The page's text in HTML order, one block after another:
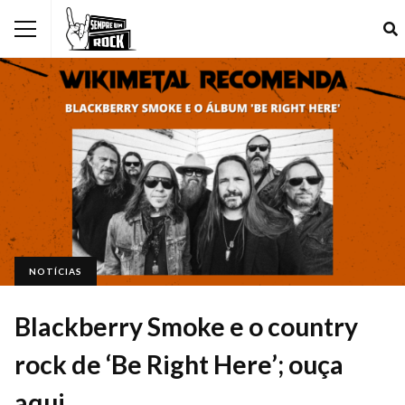
NOTÍCIAS
Blackberry Smoke e o country
rock de ‘Be Right Here’; ouça